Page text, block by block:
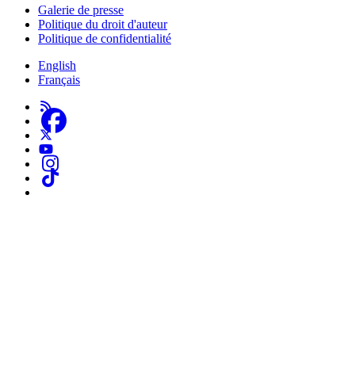
Galerie de presse
Politique du droit d'auteur
Politique de confidentialité
English
Français